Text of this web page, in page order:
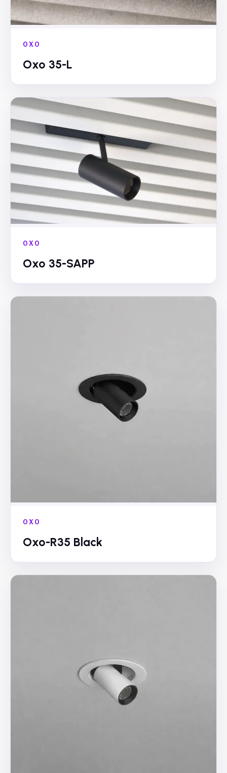
OXO
Oxo 35-L
OXO
Oxo 35-SAPP
OXO
Oxo-R35 Black